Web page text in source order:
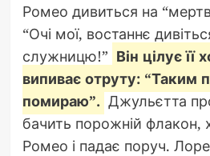
Ромео дивиться на
“Очі мої, востаннє
служницю!” Він цілує її
випиває отруту: “Таким
помираю”. Джульєтта
бачить порожній флакон,
Ромео і падає поруч.